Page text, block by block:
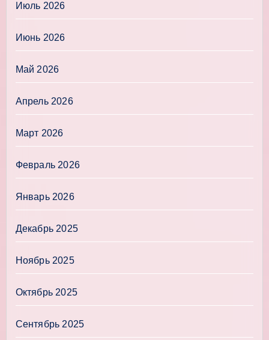
Июль 2026
Июнь 2026
Май 2026
Апрель 2026
Март 2026
Февраль 2026
Январь 2026
Декабрь 2025
Ноябрь 2025
Октябрь 2025
Сентябрь 2025